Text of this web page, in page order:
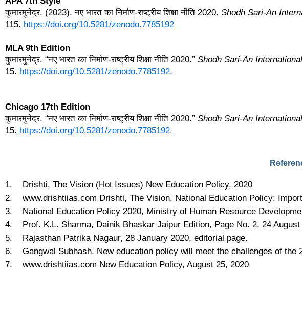
कुमारमुनेद्र. (2023). नए भारत का निर्माण-राष्ट्रीय शिक्षा नीति 2020. Shodh Sari-An
115. https://doi.org/10.5281/zenodo.7785192
MLA 9th Edition
कुमारमुनेद्र. “नए भारत का निर्माण-राष्ट्रीय शिक्षा नीति 2020.” Shodh Sari-An
15. https://doi.org/10.5281/zenodo.7785192.
Chicago 17th Edition
कुमारमुनेद्र. “नए भारत का निर्माण-राष्ट्रीय शिक्षा नीति 2020.” Shodh Sari-An
15. https://doi.org/10.5281/zenodo.7785192.
1. Drishti, The Vision (Hot Issues) New Education Policy, 2020
2. www.drishtiias.com Drishti, The Vision, National Education Policy:
3. National Education Policy 2020, Ministry of Human Resource
4. Prof. K.L. Sharma, Dainik Bhaskar Jaipur Edition, Page No. 2, 24 August
5. Rajasthan Patrika Nagaur, 28 January 2020, editorial page.
6. Gangwal Subhash, New education policy will meet the challenges of the
7. www.drishtiias.com New Education Policy, August 25, 2020